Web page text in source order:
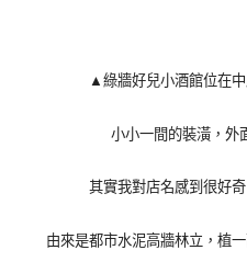
▲ 綠牆好兒小酒館位在
小小一間的裝潢，外
其實我對店名感到很好
由來是都市水泥高牆林立，植